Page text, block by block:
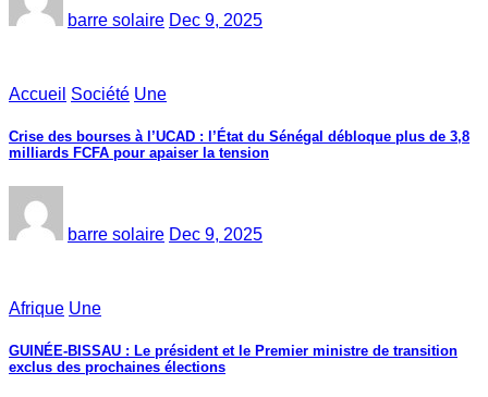
barre solaire Dec 9, 2025
Accueil Société Une
Crise des bourses à l’UCAD : l’État du Sénégal débloque plus de 3,8
milliards FCFA pour apaiser la tension
barre solaire Dec 9, 2025
Afrique Une
GUINÉE-BISSAU : Le président et le Premier ministre de transition
exclus des prochaines élections